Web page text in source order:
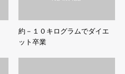
約－１０キログラムでダイエ
ット卒業